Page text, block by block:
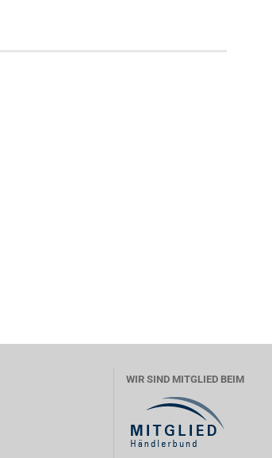
WIR SIND MITGLIED BEIM